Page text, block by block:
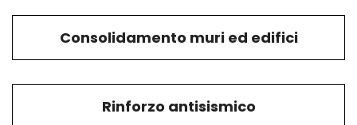
Consolidamento muri ed edifici
Rinforzo antisismico